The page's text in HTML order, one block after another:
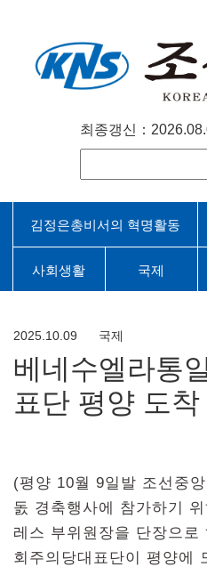
최종갱신：
김정은총비서의 혁명활동
사회생활 국제
2025.10.09 국제
베네수엘라통
표단 평양 도착
(평양 10월 9일발 조선중
돐 경축행사에 참가하기
레스 부위원장을 단장으로
회주의당대표단이 평양에